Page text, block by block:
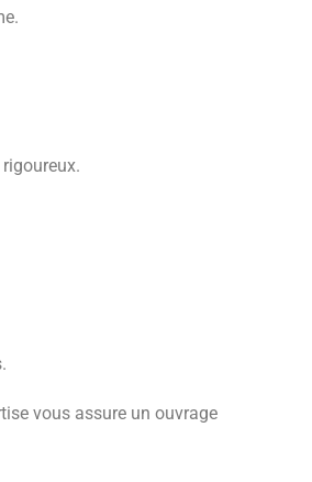
vous assure un ouvrage